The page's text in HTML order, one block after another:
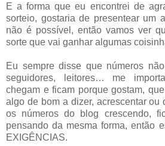
E a forma que eu encontrei de
sorteio, gostaria de presentear um
não é possível, então vamos ver
sorte que vai ganhar algumas
Eu sempre disse que números
seguidores, leitores… me
chegam e ficam porque gostam,
algo de bom a dizer, acrescentar ou
os números do blog crescendo,
pensando da mesma forma, então
EXIGÊNCIAS.